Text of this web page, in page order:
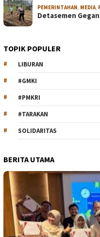
PEMERINTAHAN MEDIA
Detasemen
TOPIK POPULER
LIBURAN
#GMKI
#PMKRI
#TARAKAN
SOLIDARITAS
BERITA UTAMA